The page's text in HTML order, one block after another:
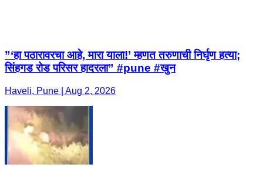
”‘हा पठारावरचा आहे, मारा याला!’ म्हणत तरुणाची निर्घृण हत्या;
सिंहगड रोड परिसर हादरला” #pune #खुन
Haveli, Pune | Aug 2, 2026